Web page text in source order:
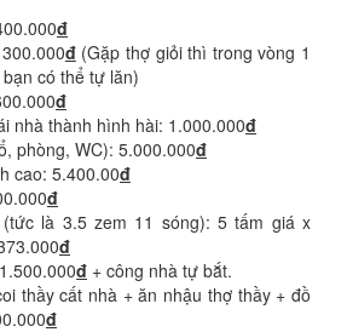
đ
đ(Gặp thợ giỏi thì trong vòng 1
có thể tự lăn)
đ
nhà thành hình hài: 1.000.000đ
phòng, WC): 5.000.000đ
cao: 5.400.00đ
đ
là 3.5 zem 11 sóng): 5 tấm giá x
đ
đ + công nhà tự bắt.
thầy cất nhà + ăn nhậu thợ thầy + đồ
đ